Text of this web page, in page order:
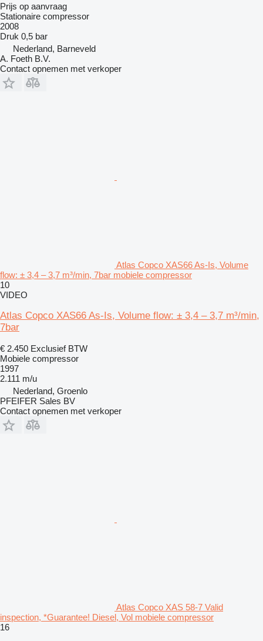
Prijs op aanvraag
Stationaire compressor
2008
Druk 0,5 bar
Nederland, Barneveld
A. Foeth B.V.
Contact opnemen met verkoper
Atlas Copco XAS66 As-Is, Volume
flow: ± 3,4 – 3,7 m³/min, 7bar mobiele compressor
10
VIDEO
Atlas Copco XAS66 As-Is, Volume flow: ± 3,4 – 3,7 m³/min,
7bar
€ 2.450 Exclusief BTW
Mobiele compressor
1997
2.111 m/u
Nederland, Groenlo
PFEIFER Sales BV
Contact opnemen met verkoper
Atlas Copco XAS 58-7 Valid
inspection, *Guarantee! Diesel, Vol mobiele compressor
16